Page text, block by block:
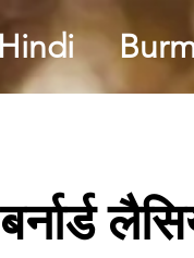
Hindi
बर्नार्ड